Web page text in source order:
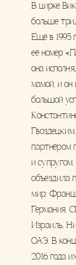
В цирке
больше
Ещё в 1995
её номер
она
мамой, и он
большой
Гвоздецким,
партнёром
и супругом,
объездила
мир:
Германия,
Израиль,
ОАЭ. В
2016 года